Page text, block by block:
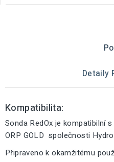
Detaily
Kompatibilita:
Sonda RedOx je kompatibilní
ORP GOLD společnosti
Připraveno k okamžitému